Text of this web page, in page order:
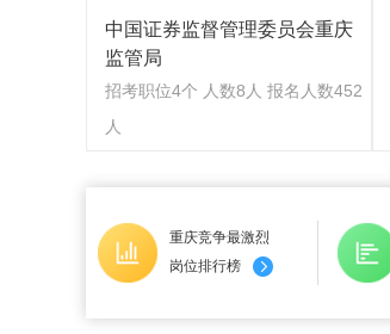
中国证券监督管理委员会重庆
监管局
招考职位4个 人数8人 报名人数452
人
重庆竞争最激烈
岗位排行榜